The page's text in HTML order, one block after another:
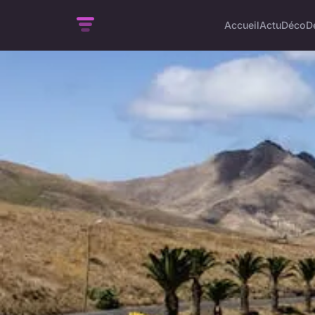
AccueilActuDéco